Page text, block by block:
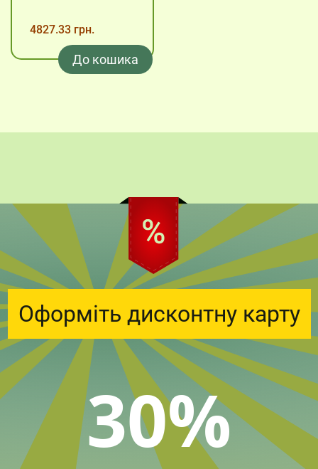
4827.33 грн.
До кошика
30%
Оформіть дисконтну карту